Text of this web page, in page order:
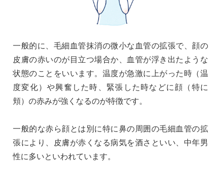
一般的に、毛細血管抹消の微小な血管の拡張で、顔の
皮膚の赤いのが目立つ場合か、血管が浮き出たような
状態のことをいいます。温度が急激に上がった時（温
度変化）や興奮した時、緊張した時などに顔（特に
頬）の赤みが強くなるのが特徴です。
一般的な赤ら顔とは別に特に鼻の周囲の毛細血管の拡
張により、皮膚が赤くなる病気を酒さといい、中年男
性に多いといわれています。